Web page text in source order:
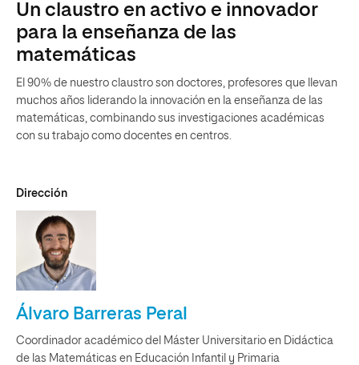
Un claustro en activo e innovador
para la enseñanza de las
matemáticas
El 90% de nuestro claustro son doctores, profesores que llevan
muchos años liderando la innovación en la enseñanza de las
matemáticas, combinando sus investigaciones académicas
con su trabajo como docentes en centros.
Dirección
Álvaro Barreras Peral
Coordinador académico del Máster Universitario en Didáctica
de las Matemáticas en Educación Infantil y Primaria